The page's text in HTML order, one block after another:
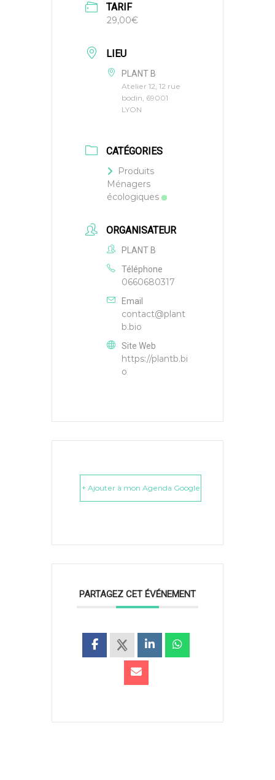
TARIF
29,00€
LIEU
PLANT B
Atelier 12, 12 rue
bodin, 69001
LYON
CATÉGORIES
Produits
Ménagers
écologiques
ORGANISATEUR
PLANT B
Téléphone
0660680317
Email
contact@plant
b.bio
Site Web
https://plantb.bi
o
+ Ajouter à mon Agenda Google
PARTAGEZ CET ÉVÉNEMENT